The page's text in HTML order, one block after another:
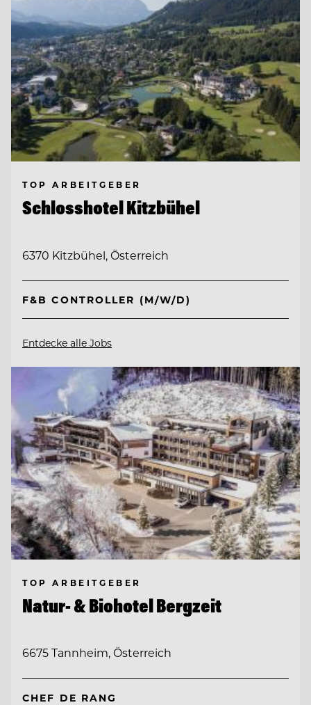
TOP ARBEITGEBER
Schlosshotel Kitzbühel
6370 Kitzbühel, Österreich
F&B CONTROLLER (M/W/D)
Entdecke alle Jobs
TOP ARBEITGEBER
Natur- & Biohotel Bergzeit
6675 Tannheim, Österreich
CHEF DE RANG